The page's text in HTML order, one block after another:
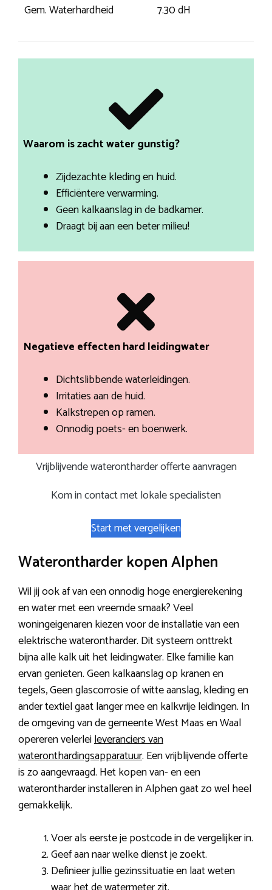
Gem. Waterhardheid
7.30 dH
Waarom is zacht water gunstig?
Zijdezachte kleding en huid.
Efficiëntere verwarming.
Geen kalkaanslag in de badkamer.
Draagt bij aan een beter milieu!
Negatieve effecten hard leidingwater
Dichtslibbende waterleidingen.
Irritaties aan de huid.
Kalkstrepen op ramen.
Onnodig poets- en boenwerk.
Vrijblijvende waterontharder offerte aanvragen
Kom in contact met lokale specialisten
Start met vergelijken
Waterontharder kopen Alphen
Wil jij ook af van een onnodig hoge energierekening
en water met een vreemde smaak? Veel
woningeigenaren kiezen voor de installatie van een
elektrische waterontharder. Dit systeem onttrekt
bijna alle kalk uit het leidingwater. Elke familie kan
ervan genieten. Geen kalkaanslag op kranen en
tegels, Geen glascorrosie of witte aanslag, kleding en
ander textiel gaat langer mee en kalkvrije leidingen. In
de omgeving van de gemeente West Maas en Waal
opereren velerleileveranciers van
wateronthardingsapparatuur. Een vrijblijvende offerte
is zo aangevraagd. Het kopen van- en een
waterontharder installeren in Alphen gaat zo wel heel
gemakkelijk.
Voer als eerste je postcode in de vergelijker in.
Geef aan naar welke dienst je zoekt.
Definieer jullie gezinssituatie en laat weten